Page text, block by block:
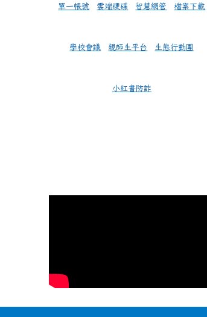
單一帳號 雲端硬碟 智慧網管 檔案下載
學校會議 親師生平台 生態行動團
小紅書防詐